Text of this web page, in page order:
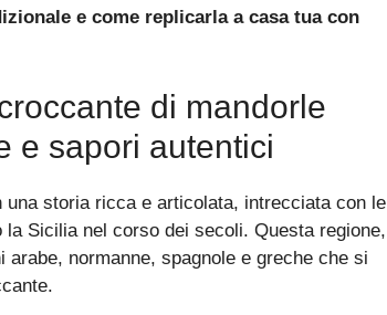
e come replicarla a casa tua con
di mandorle
e sapori autentici
una storia ricca e articolata, intrecciata con le
Sicilia nel corso dei secoli. Questa regione,
normanne, spagnole e greche che si